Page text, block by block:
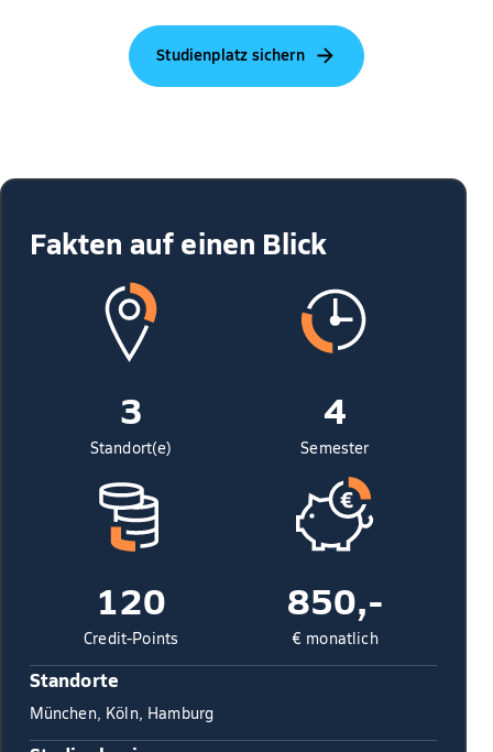
Studienplatz sichern
Fakten auf einen Blick
3
Standort(e)
4
Semester
120
Credit-Points
850,-
€ monatlich
Standorte
München, Köln, Hamburg